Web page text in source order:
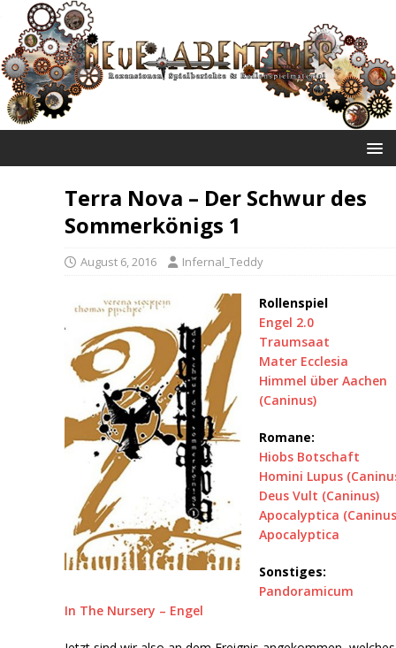
Terra Nova – Der Schwur des
Sommerkönigs 1
August 6, 2016 Infernal_Teddy
Rollenspiel
Engel 2.0
Traumsaat
Mater Ecclesia
Himmel über Aachen
(Caninus)
Romane:
Hiobs Botschaft
Homini Lupus
Deus Vult (Caninus)
Apocalyptica
Apocalyptica
Sonstiges:
Pandoramicum
In The Nursery – Engel